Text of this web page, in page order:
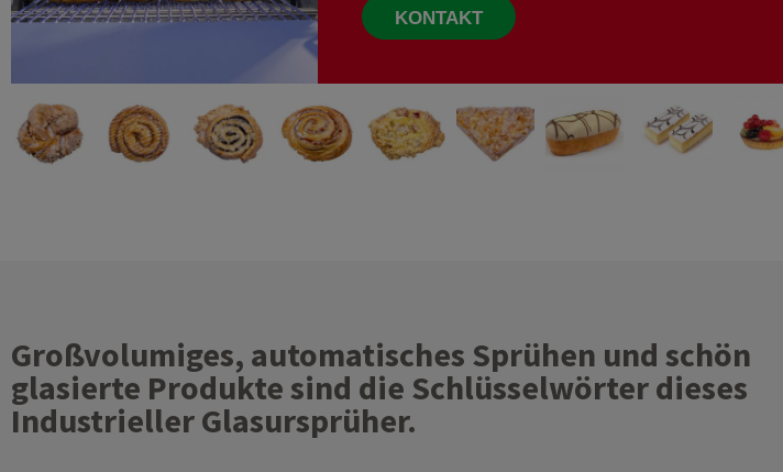
KONTAKT
Großvolumiges, automatisches Sprühen und schön
glasierte Produkte sind die Schlüsselwörter dieses
Industrieller Glasursprüher.